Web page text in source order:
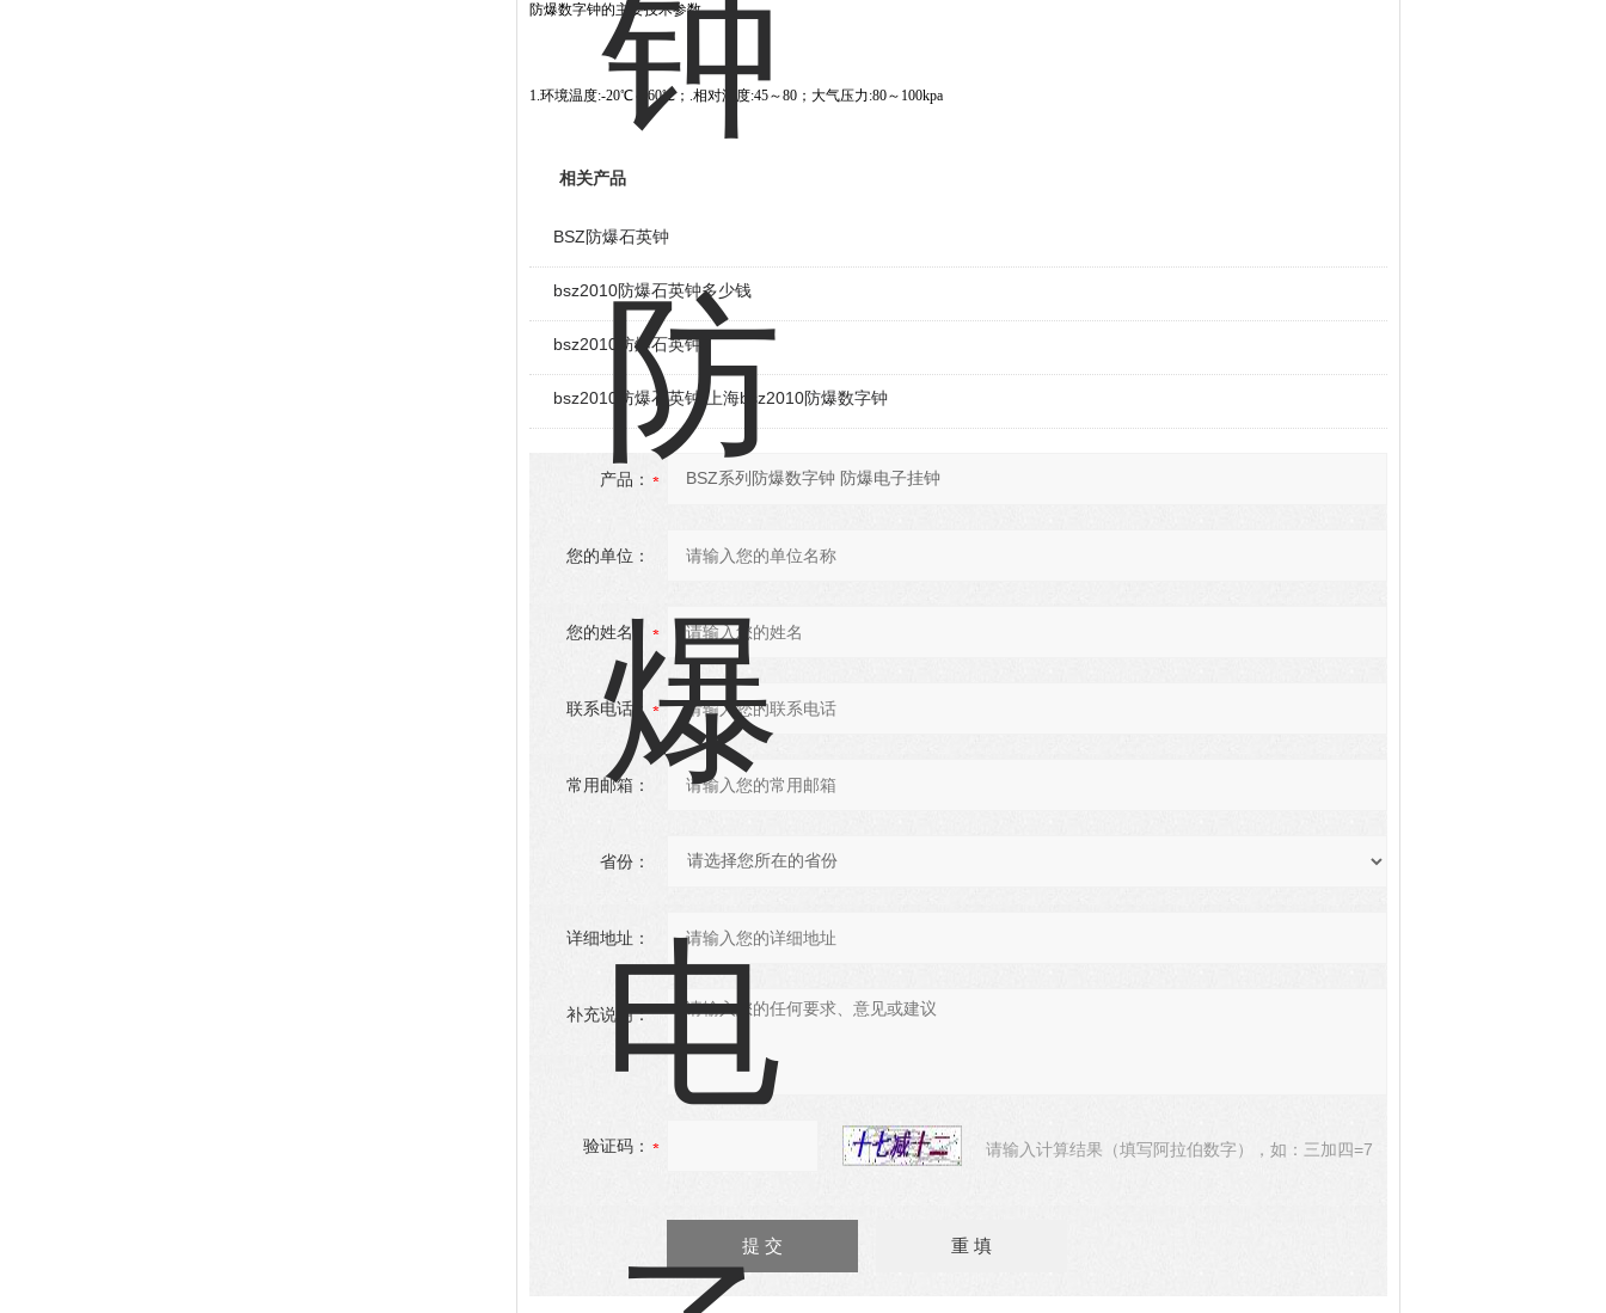
防爆数字钟的主要技术参数
1.环境温度:-20℃～60℃；.相对湿度:45～80；大气压力:80～100kpa
相关产品
BSZ防爆石英钟
bsz2010防爆石英钟多少钱
bsz2010防爆石英钟
bsz2010防爆石英钟,上海bsz2010防爆数字钟
产品：
您的单位：
您的姓名：
联系电话：
常用邮箱：
省份：
详细地址：
补充说明：
验证码： 请输入计算结果（填写阿拉伯数字），如：三加四=7